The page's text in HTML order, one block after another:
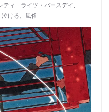
ティ・ライツ・バースデイ 、
泣ける、 風俗